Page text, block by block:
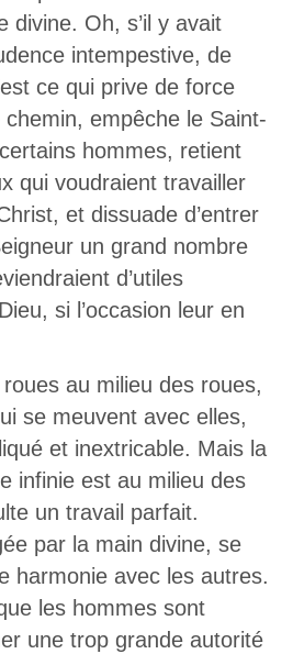
divine. Oh, s’il y avait
intempestive, de
ce qui prive de force
chemin, empêche le Saint-
hommes, retient
qui voudraient travailler
et dissuade d’entrer
un grand nombre
d’utiles
si l’occasion leur en
au milieu des roues,
se meuvent avec elles,
et inextricable. Mais la
infinie est au milieu des
un travail parfait.
par la main divine, se
harmonie avec les autres.
les hommes sont
une trop grande autorité